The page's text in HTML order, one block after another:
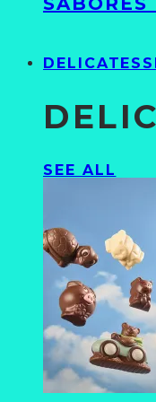
SEE ALL